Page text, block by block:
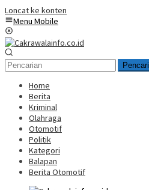
Loncat ke konten
Menu Mobile
Home
Berita
Kriminal
Olahraga
Otomotif
Politik
Kategori
Balapan
Berita Otomotif